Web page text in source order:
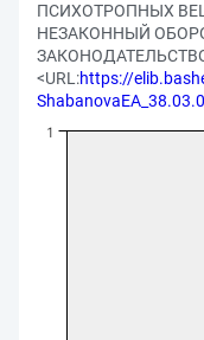
ПСИХОТРОПНЫХ
НЕЗАКОННЫЙ
<URL:https://